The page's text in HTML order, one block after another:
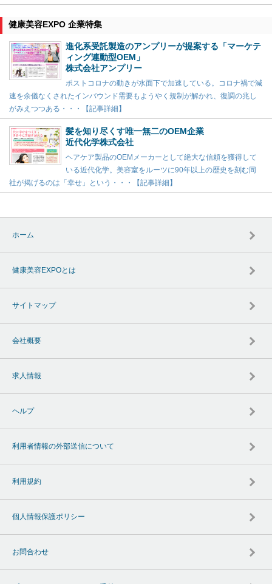
健康美容EXPO 企業特集
進化系受託製造のアンプリーが提案する「マーケテ
ィング連動型OEM」
株式会社アンプリー
ポストコロナの動きが水面下で加速している。コロナ禍で減
速を余儀なくされたインバウンド需要もようやく規制が解かれ、復調の兆し
がみえつつある・・・【記事詳細】
髪を知り尽くす唯一無二のOEM企業
近代化学株式会社
ヘアケア製品のOEMメーカーとして絶大な信頼を獲得して
いる近代化学。美容室をルーツに90年以上の歴史を刻む同
社が掲げるのは「幸せ」という・・・【記事詳細】
ホーム
健康美容EXPOとは
サイトマップ
会社概要
求人情報
ヘルプ
利用者情報の外部送信について
利用規約
個人情報保護ポリシー
お問合わせ